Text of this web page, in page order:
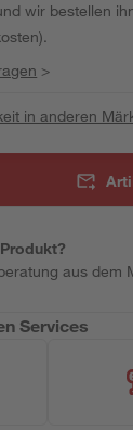
wir bestellen
>
in anderen
aus dem
Services